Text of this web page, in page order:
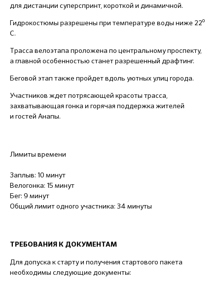
для дистанции суперспринт, короткой и динамичной.
Гидрокостюмы разрешены при температуре воды ниже 22о
С.
Трасса велоэтапа проложена по центральному проспекту,
а главной особенностью станет разрешенный драфтинг.
Беговой этап также пройдет вдоль уютных улиц города.
Участников ждет потрясающей красоты трасса,
захватывающая гонка и горячая поддержка жителей
и гостей Анапы.
Лимиты времени
Заплыв: 10 минут
Велогонка: 15 минут
Бег: 9 минут
Общий лимит одного участника: 34 минуты
ТРЕБОВАНИЯ К ДОКУМЕНТАМ
Для допуска к старту и получения стартового пакета
необходимы следующие документы: